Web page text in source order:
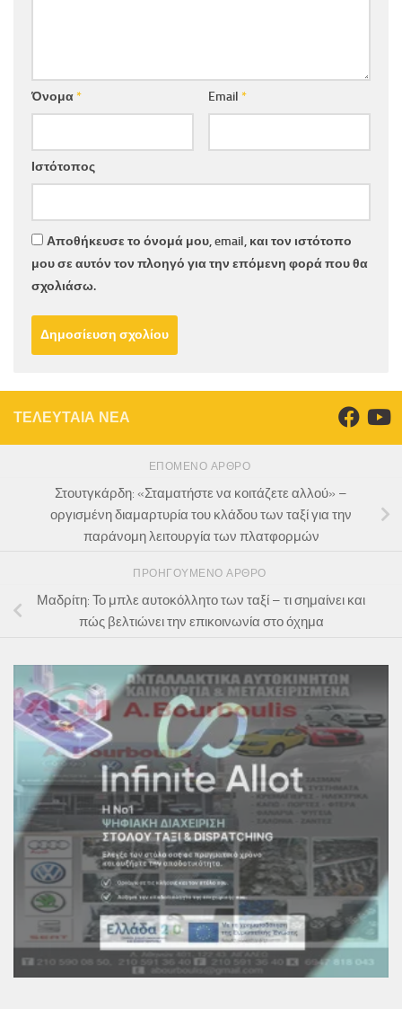
Όνομα* Email *
Ιστότοπος
Αποθήκευσε το όνομά μου, email, και τον ιστότοπο
μου σε αυτόν τον πλοηγό για την επόμενη φορά που θα
σχολιάσω.
ΤΕΛΕΥΤΑΙΑ ΝΕΑ
ΕΠΌΜΕΝΟ ΆΡΘΡΟ
Στουτγκάρδη: «Σταματήστε να κοιτάζετε αλλού» –
οργισμένη διαμαρτυρία του κλάδου των ταξί για την
παράνομη λειτουργία των πλατφορμών
ΠΡΟΗΓΟΎΜΕΝΟ ΆΡΘΡΟ
Μαδρίτη: Το μπλε αυτοκόλλητο των ταξί – τι σημαίνει και
πώς βελτιώνει την επικοινωνία στο όχημα